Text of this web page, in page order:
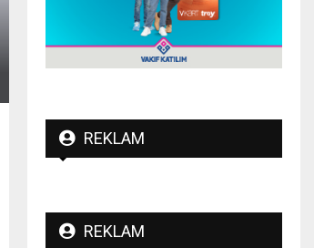
REKLAM
REKLAM